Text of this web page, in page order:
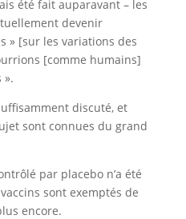
été fait auparavant – les
devenir
» [sur les variations des
[comme humains]
».
discuté, et
sont connues du grand
par placebo n’a été
sont exemptés de
encore.